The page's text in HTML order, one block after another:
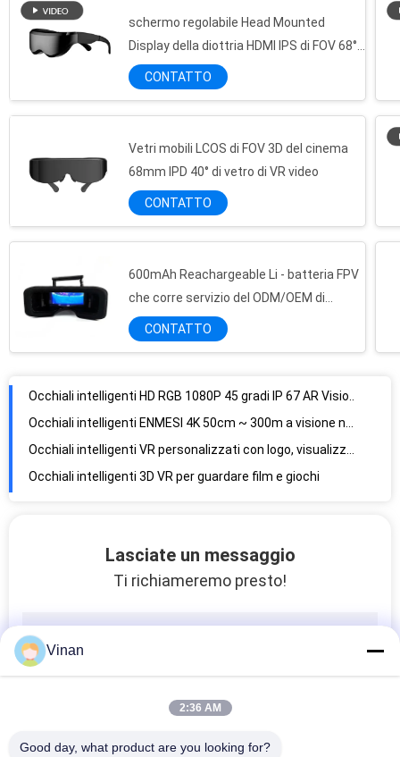
schermo regolabile Head Mounted
Display della diottria HDMI IPS di FOV 68°
di 3K 1058PPI 1000»
CONTATTO
Vetri mobili LCOS di FOV 3D del cinema
68mm IPD 40° di vetro di VR video
CONTATTO
600mAh Reachargeable Li - batteria FPV
che corre servizio del ODM/OEM di
sostegno di Quadcopter
CONTATTO
Vetri astuti di addestramento di visione, vetri di alta risoluzione della videocamera per trattamento medico dell'occhio
Vetri astuti di addestramento di visione di maculopatia con 13MP Camara High Performance
La piccola testa monoculare di occhiali ha montato il FVO delle esposizioni 28 gradi con l'avoirdupois dentro
Micro alta risoluzione di Head Mounted Display di occhiali portatili per l'endoscopio
Full HD binocolare modulo OLED flessibile schermo da 0,7"
4K 1920 * 1080 RGB 45 gradi Alta risoluzione AR Visione notturna con caccia
Lasciate un messaggio
Ti richiameremo presto!
Vinan
2:36 AM
Good day, what product are you looking for?